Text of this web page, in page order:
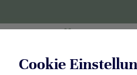
Cookie